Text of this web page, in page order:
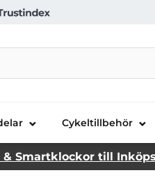
Cykeltillbehör
& Smartklockor till